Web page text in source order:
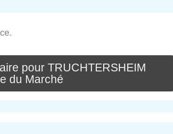
pour TRUCHTERSHEIM
du Marché